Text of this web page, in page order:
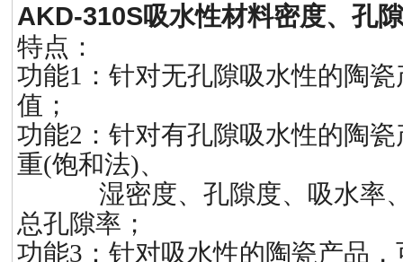
AKD-310S吸水性材料密度、孔
特点：
功能1：针对无孔隙吸水性的陶
值；
功能2：针对有孔隙吸水性的陶
重(饱和法)、
湿密度、孔隙度、吸水率、
总孔隙率；
功能3：针对吸水性的陶瓷产品